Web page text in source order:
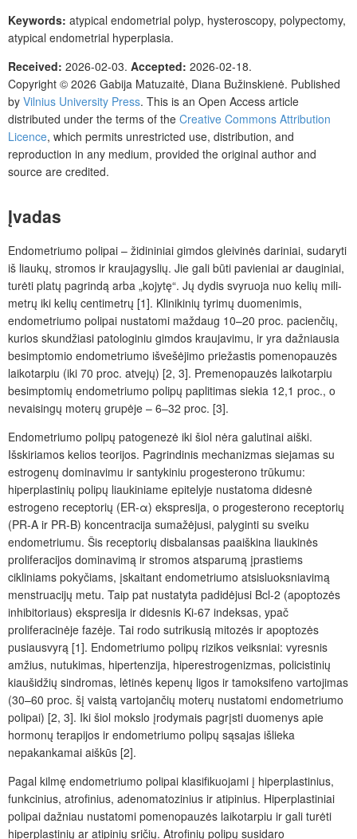
Keywords: atypical endometrial polyp, hysteroscopy, polypectomy,
atypical endometrial hyperplasia.
Received: 2026-02-03. Accepted: 2026-02-18.
Copyright © 2026 Gabija Matuzaitė, Diana Bužinskienė. Published
by Vilnius University Press. This is an Open Access article
distributed under the terms of the Creative Commons Attribution
Licence, which permits unrestricted use, distribution, and
reproduction in any medium, provided the original author and
source are credited.
Įvadas
Endometriumo polipai – židininiai gimdos gleivinės dariniai, sudaryti
iš liaukų, stromos ir kraujagyslių. Jie gali būti pavieniai ar dauginiai,
turėti platų pagrindą arba „kojytę“. Jų dydis svyruoja nuo kelių mili­
metrų iki kelių centimetrų [1]. Klinikinių tyrimų duomenimis,
endometriumo polipai nustatomi maždaug 10–20 proc. pacienčių,
kurios skundžiasi patologiniu gimdos kraujavimu, ir yra dažniausia
besimptomio endometriumo išvešėjimo priežastis pomenopauzės
laikotarpiu (iki 70 proc. atvejų) [2, 3]. Premenopauzės laikotarpiu
besimptomių endometriumo polipų paplitimas siekia 12,1 proc., o
nevaisingų moterų grupėje – 6‒32 proc. [3].
Endometriumo polipų patogenezė iki šiol nėra galutinai aiški.
Išskiriamos kelios teorijos. Pagrindinis mechanizmas siejamas su
estrogenų dominavimu ir santykiniu progesterono trūkumu:
hiperplastinių polipų liaukiniame epitelyje nustatoma didesnė
estrogeno receptorių (ER-α) ekspresija, o progesterono receptorių
(PR-A ir PR-B) koncentracija sumažėjusi, palyginti su sveiku
endometriumu. Šis receptorių disbalansas paaiškina liaukinės
proliferacijos dominavimą ir stromos atsparumą įprastiems
cikliniams pokyčiams, įskaitant endometriumo atsisluoksniavimą
menstruacijų metu. Taip pat nustatyta padidėjusi Bcl-2 (apoptozės
inhibitoriaus) ekspresija ir didesnis Ki-67 indeksas, ypač
proliferacinėje fazėje. Tai rodo sutrikusią mitozės ir apoptozės
pusiausvyrą [1]. Endometriumo polipų rizikos veiksniai: vyresnis
amžius, nutukimas, hipertenzija, hiperestrogenizmas, policistinių
kiaušidžių sindromas, lėtinės kepenų ligos ir tamoksifeno vartojimas
(30–60 proc. šį vaistą vartojančių moterų nustatomi endometriumo
polipai) [2, 3]. Iki šiol mokslo įrodymais pagrįsti duomenys apie
hormonų terapijos ir endometriumo polipų sąsajas išlieka
nepakankamai aiškūs [2].
Pagal kilmę endometriumo polipai klasifikuojami į hiperplastinius,
funkcinius, atrofinius, adenomatozinius ir atipinius. Hiperplastiniai
polipai dažniau nustatomi pomenopauzės laikotarpiu ir gali turėti
hiperplastinių ar atipinių sričių. Atrofinių polipų susidaro